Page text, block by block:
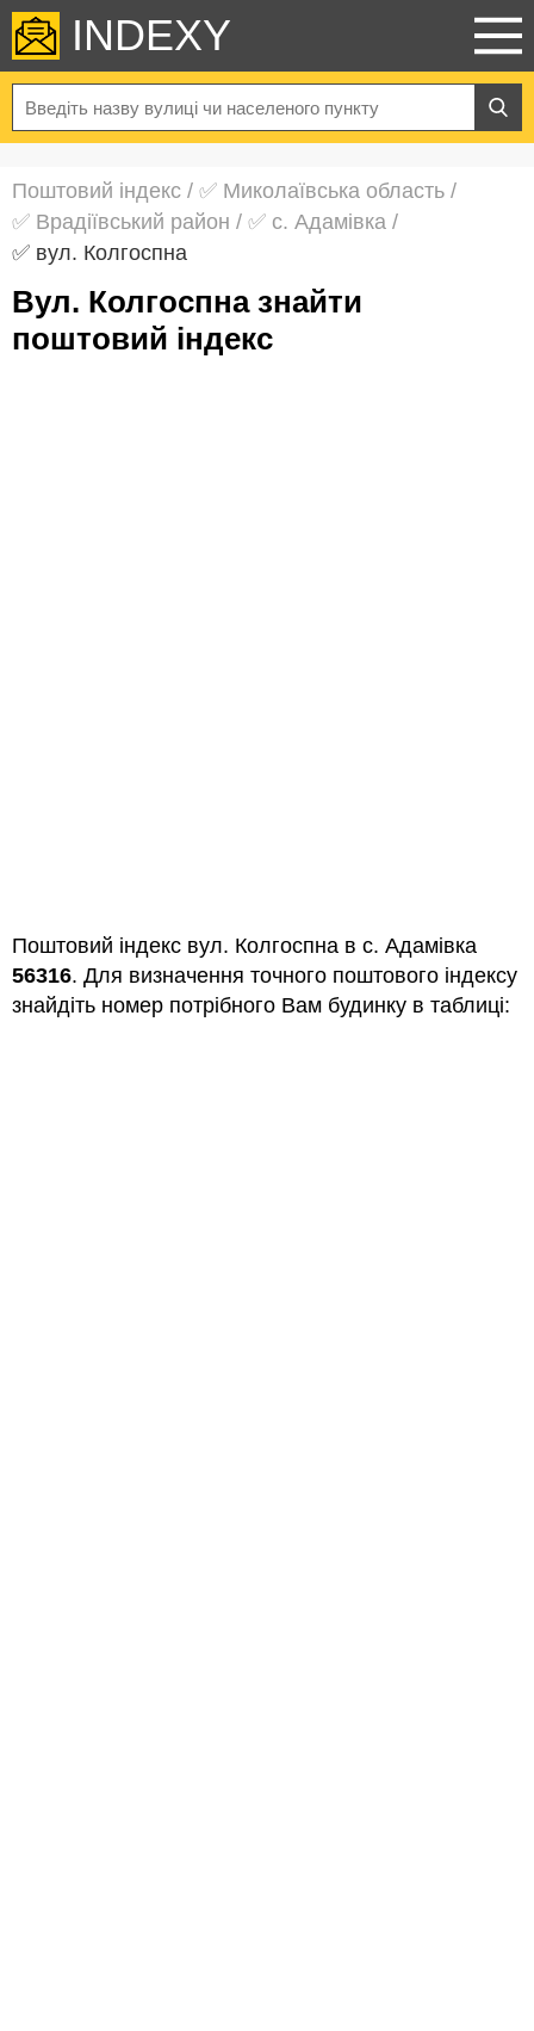
INDEXY
Поштовий індекс / ✅ Миколаївська область /
✅ Врадіївський район / ✅ с. Адамівка /
✅ вул. Колгоспна
вул. Колгоспна знайти
поштовий індекс
Поштовий індекс вул. Колгоспна в с. Адамівка
56316. Для визначення точного поштового індексу
знайдіть номер потрібного Вам будинку в таблиці: